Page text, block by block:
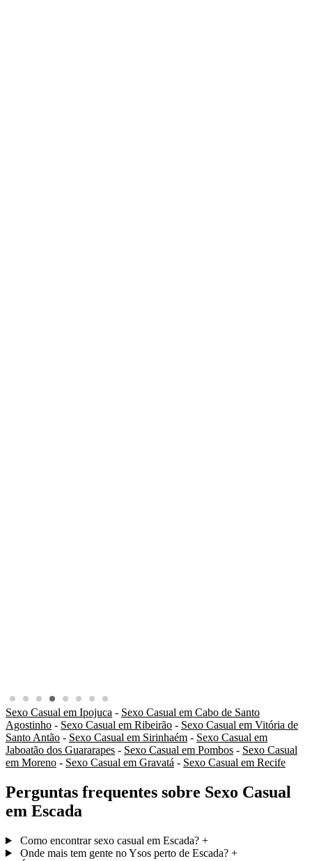
Sexo Casual em Ipojuca - Sexo Casual em Cabo de Santo
Agostinho - Sexo Casual em Ribeirão - Sexo Casual em Vitória de
Santo Antão - Sexo Casual em Sirinhaém - Sexo Casual em
Jaboatão dos Guararapes - Sexo Casual em Pombos - Sexo Casual
em Moreno - Sexo Casual em Gravatá - Sexo Casual em Recife
Perguntas frequentes sobre Sexo Casual
em Escada
Como encontrar sexo casual em Escada? +
Onde mais tem gente no Ysos perto de Escada? +